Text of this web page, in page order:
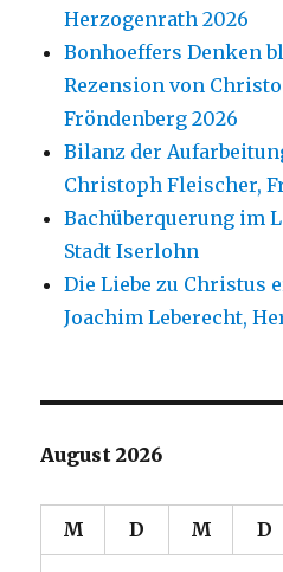
Herzogenrath 2026
Bonhoeffers Denken
Rezension von
Fröndenberg 2026
Bilanz der
Christoph Fleischer,
Bachüberquerung im
Stadt Iserlohn
Die Liebe zu Christus
Joachim Leberecht,
August 2026
M D M D